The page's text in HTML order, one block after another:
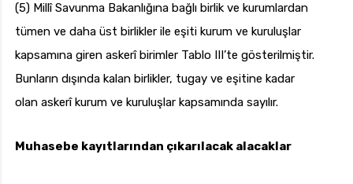
(5) Millî Savunma Bakanlığına bağlı birlik ve kurumlardan
tümen ve daha üst birlikler ile eşiti kurum ve kuruluşlar
kapsamına giren askerî birimler Tablo III’te gösterilmiştir.
Bunların dışında kalan birlikler, tugay ve eşitine kadar
olan askerî kurum ve kuruluşlar kapsamında sayılır.
Muhasebe kayıtlarından çıkarılacak alacaklar